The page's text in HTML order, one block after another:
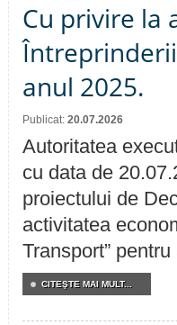
Cu privire la
anul 2025.
Publicat: 20.07.2026
Autoritatea
cu data de
proiectului de
activitatea
Transport” pentru
CITEŞTE MAI MULT...